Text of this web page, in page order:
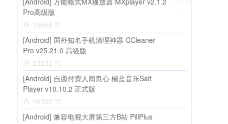
Pro高级版
18668 ℃
[Android] 国外知名手机清理神器 CCleaner
Pro v25.21.0 高级版
13132 ℃
[Android] 自愿付费人间良心 椒盐音乐Salt
Player v10.10.2 正式版
46300 ℃
[Android] 兼容电视大屏第三方B站 PiliPlus